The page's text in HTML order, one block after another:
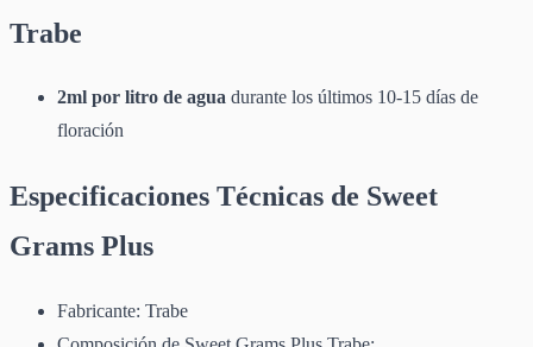
Trabe
2ml por litro de agua durante los últimos 10-15 días de
floración
Especificaciones Técnicas de Sweet
Grams Plus
Fabricante: Trabe